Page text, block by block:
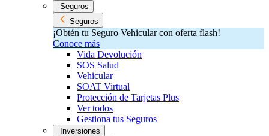
Seguros
Seguros
¡Obtén tu Seguro Vehicular con oferta flash!
Conoce más
Vida Devolución
SOS Salud
Vehicular
SOAT Virtual
Protección de Tarjetas Plus
Ver todos
Gestiona tus Seguros
Inversiones